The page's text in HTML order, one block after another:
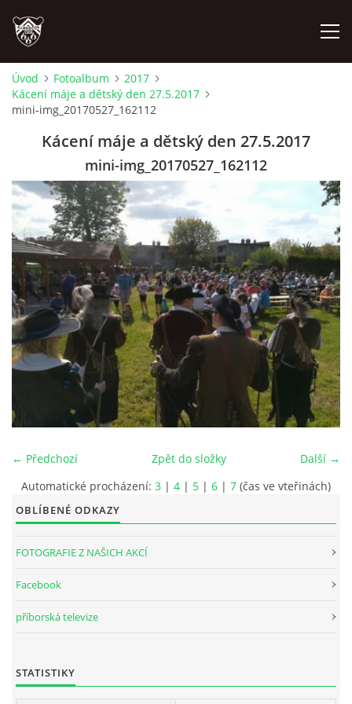
ÚVOD
PLÁNOVANÉ AKCE
PROBĚHLÉ AKCE
NOVINKY
FOTOALBUM
VIDEA
INTERNÍ SEKCE
KONTAKTY
Úvod Fotoalbum
2017
Kácení máje a dětský den 27.5.2017
mini-img_20170527_162112
Kácení máje a dětský den 27.5.2017
mini-img_20170527_162112
← Předchozí Další →
Zpět do složky
Automatické procházení: 3 | 4 | 5 | 6 | 7 (čas ve vteřinách)
OBLÍBENÉ ODKAZY
FOTOGRAFIE Z NAŠICH AKCÍ
Facebook
příborská televize
STATISTIKY